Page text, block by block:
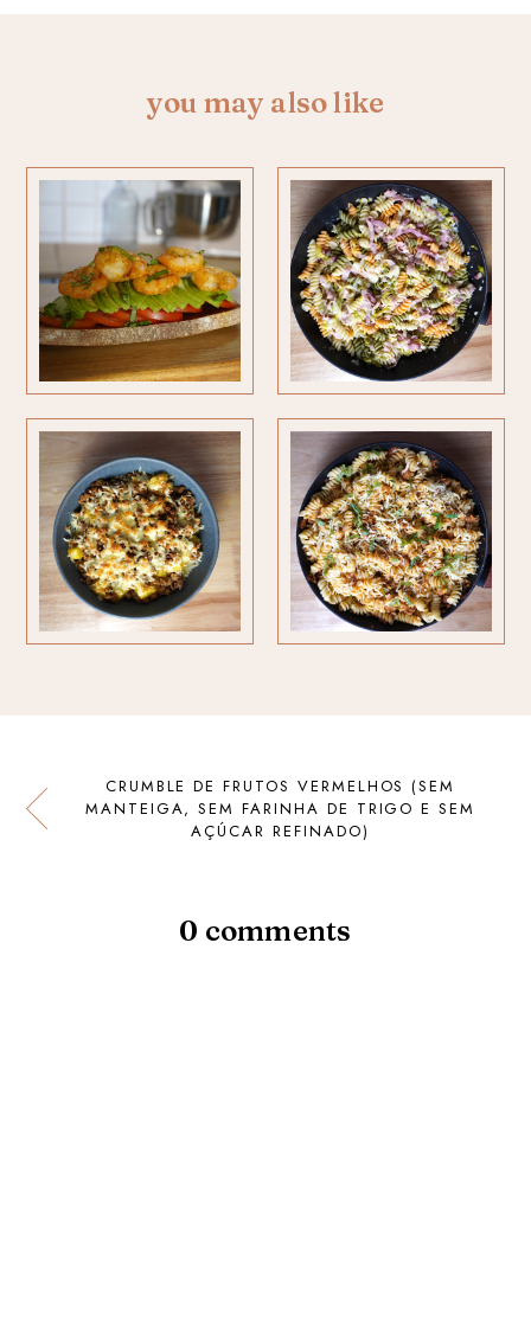
you may also like
CRUMBLE DE FRUTOS VERMELHOS (SEM
MANTEIGA, SEM FARINHA DE TRIGO E SEM
AÇÚCAR REFINADO)
0 comments